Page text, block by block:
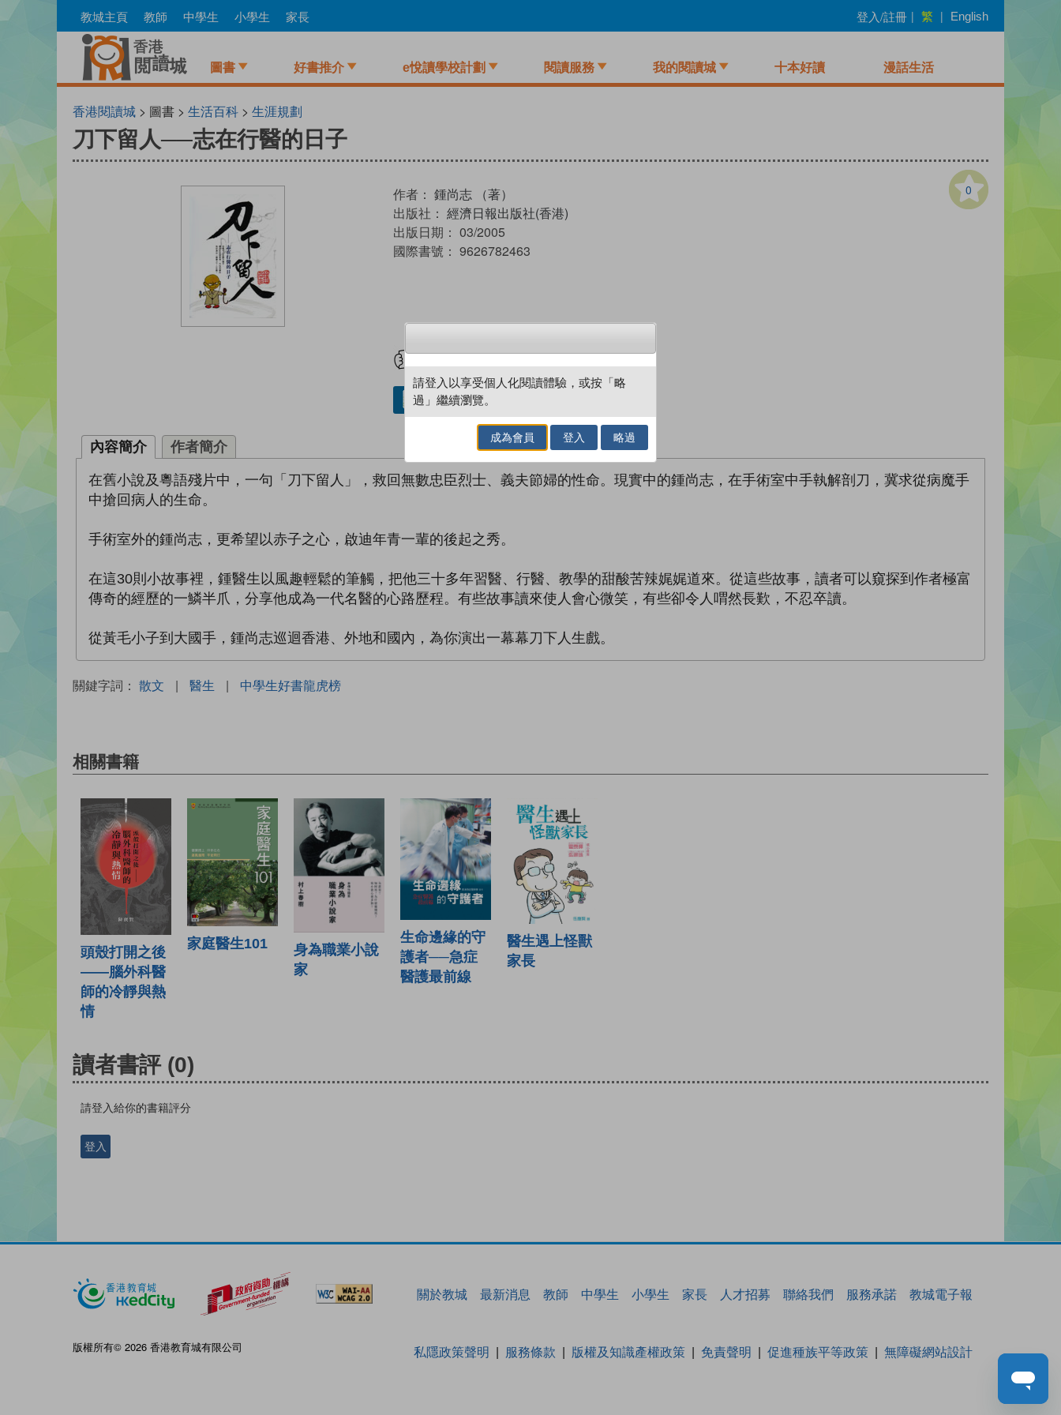
to
教城主頁 教師 中學生 小學生 家長 登入/註冊 | 繁 | English
圖書 好書推介 e悅讀學校計劃 閱讀服務 我的閱讀城 十本好讀 漫話生活
香港閱讀城 > 圖書 > 生活百科 > 生涯規劃
刀下留人──志在行醫的日子
0
作者： 鍾尚志 （著）
出版社： 經濟日報出版社(香港)
出版日期： 03/2005
國際書號： 9626782463
借閱實體書
內容簡介 作者簡介
在舊小說及粵語殘片中，一句「刀下留人」，救回無數忠臣烈士、義夫節婦的性命。現實中的鍾尚志，在手術室中手執解剖刀，冀求從病魔手
中搶回病人的生命。
手術室外的鍾尚志，更希望以赤子之心，啟迪年青一輩的後起之秀。
在這30則小故事裡，鍾醫生以風趣輕鬆的筆觸，把他三十多年習醫、行醫、教學的甜酸苦辣娓娓道來。從這些故事，讀者可以窺探到作者極富
傳奇的經歷的一鱗半爪，分享他成為一代名醫的心路歷程。有些故事讀來使人會心微笑，有些卻令人喟然長歎，不忍卒讀。
從黃毛小子到大國手，鍾尚志巡迴香港、外地和國內，為你演出一幕幕刀下人生戲。
關鍵字詞： 散文 | 醫生 | 中學生好書龍虎榜
相關書籍
頭殼打開之後
——腦外科醫
師的冷靜與熱
情
家庭醫生101
身為職業小說
家
生命邊緣的守
護者──急症
醫護最前線
醫生遇上怪獸
家長
讀者書評 (0)
請登入給你的書籍評分
登入
關於教城 最新消息 教師 中學生 小學生 家長 人才招募 聯絡我們 服務承諾 教城電子報
版權所有© 2026 香港教育城有限公司 私隱政策聲明 服務條款 版權及知識產權政策 免責聲明 促進種族平等政策 無障礙網站設計
請登入以享受個人化閱讀體驗，或按「略
過」繼續瀏覽。
成為會員 登入 略過